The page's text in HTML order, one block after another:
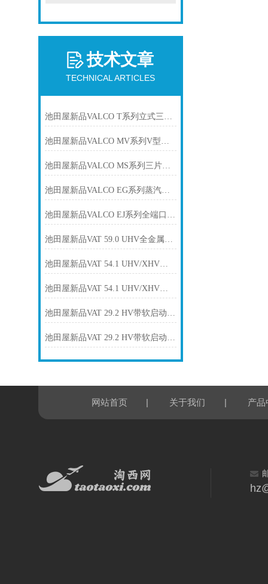
技术文章
TECHNICAL ARTICLES
池田屋新品VALCO T系列立式三通球阀SPC-VAT-207正式发布
池田屋新品VALCO MV系列V型球阀MV-5UUP-015正式发布
池田屋新品VALCO MS系列三片式全端口螺纹球阀SPC-VAMS25C正式发布
池田屋新品VALCO EG系列蒸汽用螺纹球阀SPC-VAEG25C正式发布
池田屋新品VALCO EJ系列全端口螺纹球阀EJ905UUT-015正式发布
池田屋新品VAT 59.0 UHV全金属可变泄漏阀59024-GE01正式发布
池田屋新品VAT 54.1 UHV/XHV全金属角阀54136-GE02正式发布
池田屋新品VAT 54.1 UHV/XHV全金属角阀54124-GE02正式发布
池田屋新品VAT 29.2 HV带软启动功能角阀29240-QA31正式发布
池田屋新品VAT 29.2 HV带软启动功能角阀正式发布
网站首页 | 关于我们 | 产品